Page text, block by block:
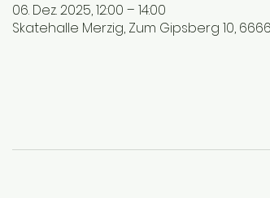
06. Dez. 2025, 12:00 – 14:00
Skatehalle Merzig, Zum Gipsberg 10,